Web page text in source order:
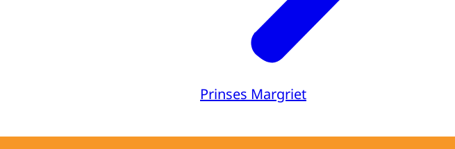
Prinses Margriet